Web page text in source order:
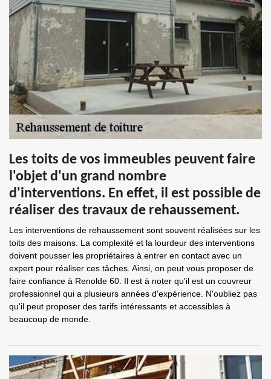
Les toits de vos immeubles peuvent faire
l'objet d'un grand nombre
d'interventions. En effet, il est possible de
réaliser des travaux de rehaussement.
Les interventions de rehaussement sont souvent réalisées sur les
toits des maisons. La complexité et la lourdeur des interventions
doivent pousser les propriétaires à entrer en contact avec un
expert pour réaliser ces tâches. Ainsi, on peut vous proposer de
faire confiance à Renolde 60. Il est à noter qu'il est un couvreur
professionnel qui a plusieurs années d'expérience. N'oubliez pas
qu'il peut proposer des tarifs intéressants et accessibles à
beaucoup de monde.